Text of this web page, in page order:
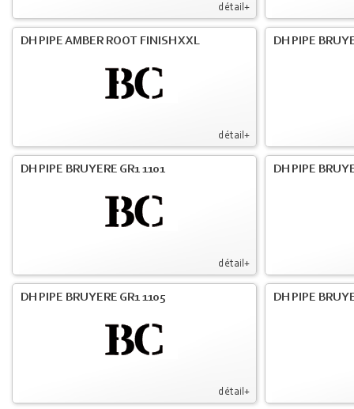
détail+
détail+
DH PIPE AMBER ROOT FINISH XXL DH PIPE
détail+
DH PIPE BRUYERE GR1 1101 DH PIPE
détail+
DH PIPE BRUYERE GR1 1105 DH PIPE